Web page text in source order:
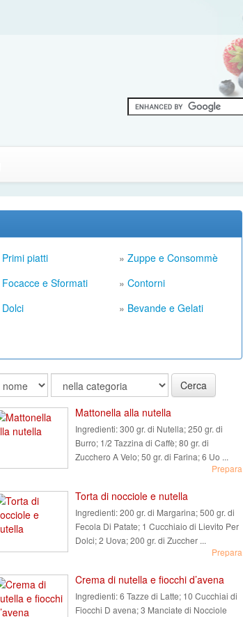
Primi piatti » Zuppe e Consommè
Focacce e Sformati » Contorni
Dolci » Bevande e Gelati
Cerca
Mattonella alla nutella
Ingredienti:300 gr. di Nutella; 250 gr. di
Burro; 1/2 Tazzina di Caffè; 80 gr. di
Zucchero A Velo; 50 gr. di Farina; 6 Uo ...
Prepara
Torta di nocciole e nutella
Ingredienti:200 gr. di Margarina; 500 gr. di
Fecola Di Patate; 1 Cucchiaio di Lievito Per
Dolci; 2 Uova; 200 gr. di Zuccher ...
Prepara
Crema di nutella e fiocchi d’avena
Ingredienti:6 Tazze di Latte; 10 Cucchiai di
Fiocchi D avena; 3 Manciate di Nocciole